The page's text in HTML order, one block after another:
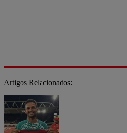
Artigos Relacionados: